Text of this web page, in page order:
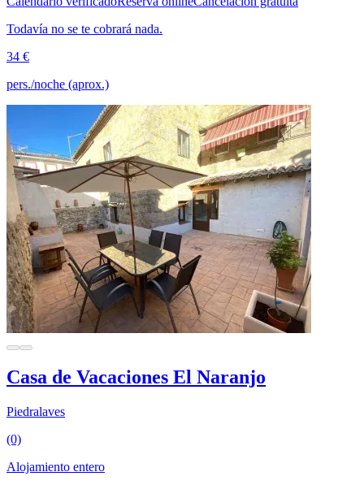
Todavía no se te cobrará nada.
34 €
pers./noche (aprox.)
Casa de Vacaciones El Naranjo
Piedralaves
(0)
Alojamiento entero